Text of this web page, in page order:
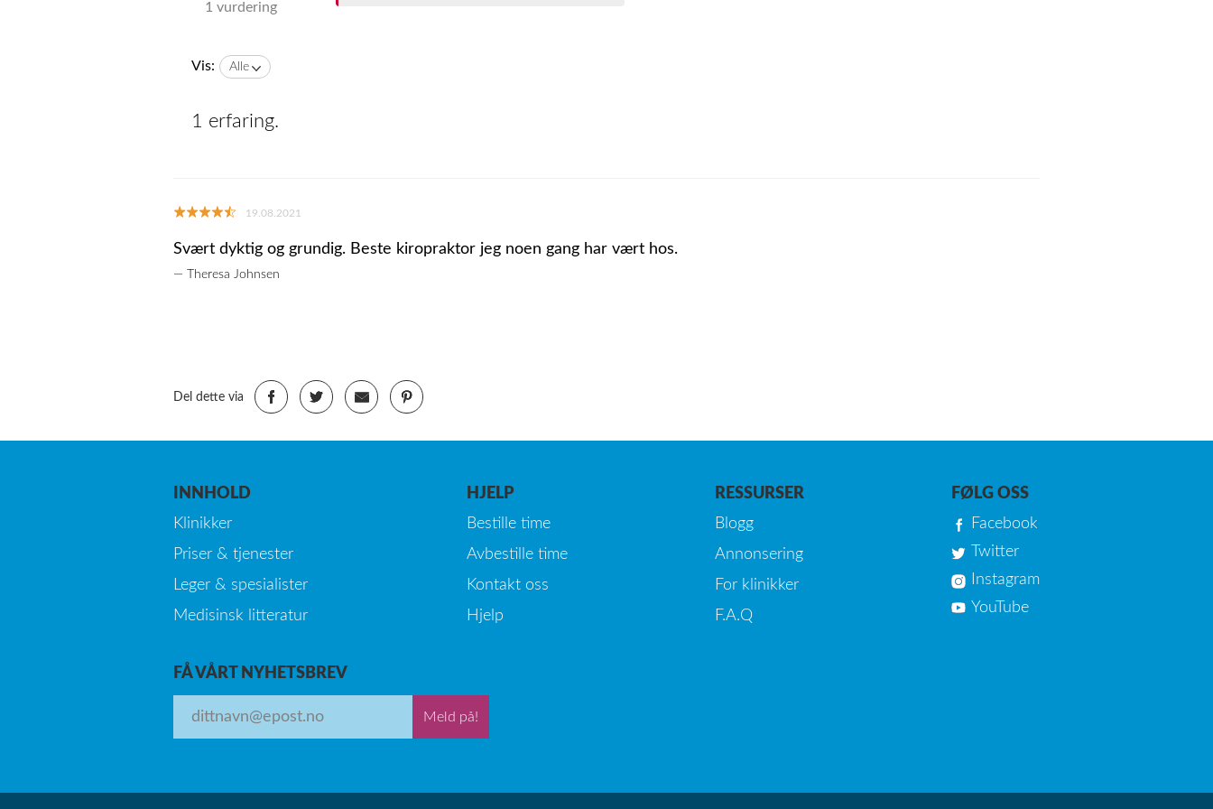
1 vurdering
Vis: Alle
1 erfaring.
19.08.2021
Svært dyktig og grundig. Beste kiropraktor jeg noen gang har vært hos.
— Theresa Johnsen
Del dette via
INNHOLD
Klinikker
Priser & tjenester
Leger & spesialister
Medisinsk litteratur
HJELP
Bestille time
Avbestille time
Kontakt oss
Hjelp
RESSURSER
Blogg
Annonsering
For klinikker
F.A.Q
FØLG OSS
Facebook
Twitter
Instagram
YouTube
FÅ VÅRT NYHETSBREV
Meld på!